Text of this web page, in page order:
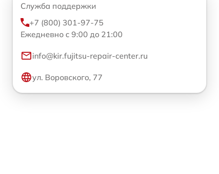
Служба поддержки
+7 (800) 301-97-75
Ежедневно с 9:00 до 21:00
info@kir.fujitsu-repair-center.ru
ул. Воровского, 77